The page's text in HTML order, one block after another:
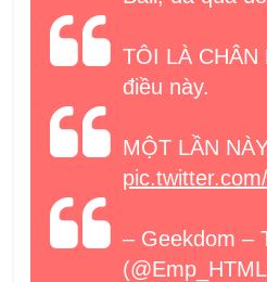
TÔI LÀ
điều này.
MỘT LẦN
– Geekdom –